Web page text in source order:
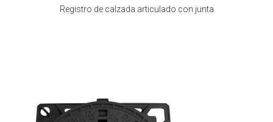
Registro de calzada articulado con junta